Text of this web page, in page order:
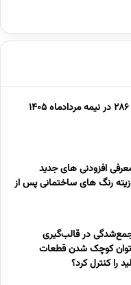
مجله بسپار شماره 286 در نیمه مردادماه 1405
افزودنی های جدید
رنگ های ساختمانی پس از
در قالب‌گیری
توان کوچک شدن قطعات
را کنترل کرد؟